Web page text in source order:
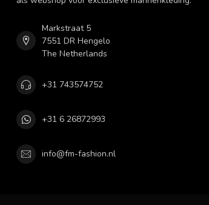
Markstraat 5
7551 DR Hengelo
The Netherlands
+31 743574752
+31 6 26872993
info@fm-fashion.nl